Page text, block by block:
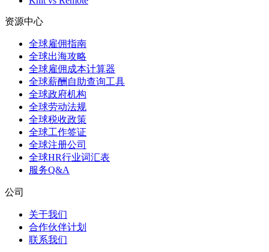
资源中心
全球雇佣指南
全球出海攻略
全球雇佣成本计算器
全球薪酬自助查询工具
全球政府机构
全球劳动法规
全球税收政策
全球工作签证
全球注册公司
全球HR行业词汇表
服务Q&A
公司
关于我们
合作伙伴计划
联系我们